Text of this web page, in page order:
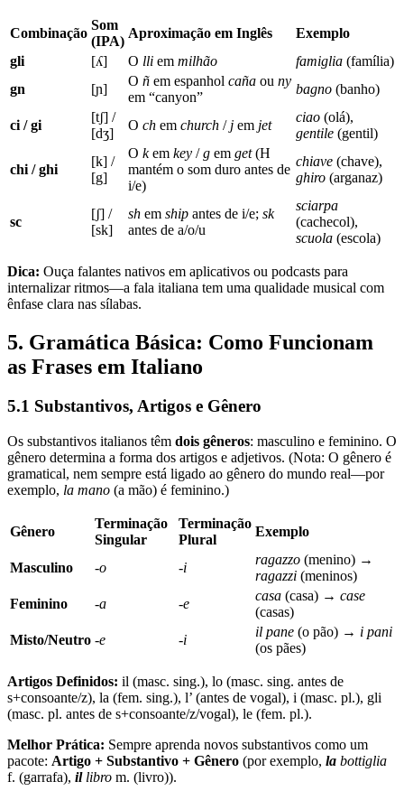
Combinação
Som
(IPA)
Aproximação em Inglês
Exemplo
gli
[ʎ] O lli em milhão famiglia (família)
gn
[ɲ]
O ñ em espanhol caña ou ny
em “canyon”
bagno (banho)
ci / gi
[tʃ] /
[dʒ]
O ch em church / j em jet
ciao (olá),
gentile (gentil)
chi / ghi
[k] /
[g]
O kem key /g em get(H
mantém o som duro antes de
i/e)
chiave (chave),
ghiro (arganaz)
sc
[ʃ] /
[sk]
sh em ship antes de i/e; sk
antes de a/o/u
sciarpa
(cachecol),
scuola (escola)
Dica: Ouça falantes nativos em aplicativos ou podcasts para
internalizar ritmos—a fala italiana tem uma qualidade musical com
ênfase clara nas sílabas.
5. Gramática Básica: Como Funcionam
as Frases em Italiano
5.1 Substantivos, Artigos e Gênero
Os substantivos italianos têm dois gêneros: masculino e feminino. O
gênero determina a forma dos artigos e adjetivos. (Nota: O gênero é
gramatical, nem sempre está ligado ao gênero do mundo real—por
exemplo, la mano (a mão) é feminino.)
Gênero
Terminação
Singular
Terminação
Plural
Exemplo
Masculino ‑o ‑i
ragazzo (menino) →
ragazzi (meninos)
Feminino
‑a ‑e
casa (casa) → case
(casas)
Misto/Neutro ‑e ‑i
il pane (o pão) → i pani
(os pães)
Artigos Definidos: il (masc. sing.), lo (masc. sing. antes de
s+consoante/z), la (fem. sing.), l’ (antes de vogal), i (masc. pl.), gli
(masc. pl. antes de s+consoante/z/vogal), le (fem. pl.).
Melhor Prática: Sempre aprenda novos substantivos como um
pacote: Artigo + Substantivo + Gênero (por exemplo, la bottiglia
f. (garrafa), il libro m. (livro)).